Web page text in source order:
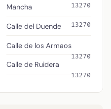
Mancha
13270
Calle del Duende 13270
Calle de los Armaos
13270
Calle de Ruidera
13270